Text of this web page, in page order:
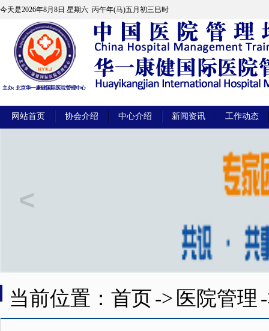
今天是2026年8月8日 星期六 丙午年(马)五月初三巳时
网站首页 协会介绍 中心介绍 新闻资讯 工作动态
当前位置：首页-> 医院管理